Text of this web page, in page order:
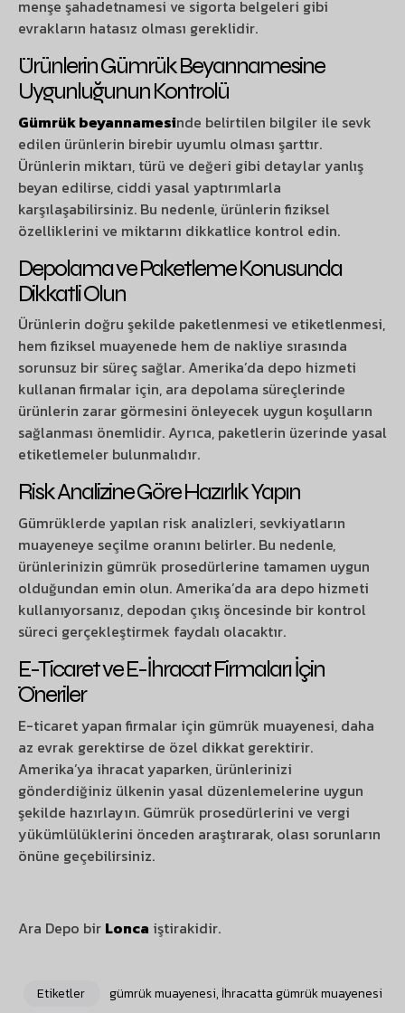
menşe şahadetnamesi ve sigorta belgeleri gibi
evrakların hatasız olması gereklidir.
Ürünlerin Gümrük Beyannamesine
Uygunluğunun Kontrolü
Gümrük beyannamesinde belirtilen bilgiler ile sevk
edilen ürünlerin birebir uyumlu olması şarttır.
Ürünlerin miktarı, türü ve değeri gibi detaylar yanlış
beyan edilirse, ciddi yasal yaptırımlarla
karşılaşabilirsiniz. Bu nedenle, ürünlerin fiziksel
özelliklerini ve miktarını dikkatlice kontrol edin.
Depolama ve Paketleme Konusunda
Dikkatli Olun
Ürünlerin doğru şekilde paketlenmesi ve etiketlenmesi,
hem fiziksel muayenede hem de nakliye sırasında
sorunsuz bir süreç sağlar. Amerika’da depo hizmeti
kullanan firmalar için, ara depolama süreçlerinde
ürünlerin zarar görmesini önleyecek uygun koşulların
sağlanması önemlidir. Ayrıca, paketlerin üzerinde yasal
etiketlemeler bulunmalıdır.
Risk Analizine Göre Hazırlık Yapın
Gümrüklerde yapılan risk analizleri, sevkiyatların
muayeneye seçilme oranını belirler. Bu nedenle,
ürünlerinizin gümrük prosedürlerine tamamen uygun
olduğundan emin olun. Amerika’da ara depo hizmeti
kullanıyorsanız, depodan çıkış öncesinde bir kontrol
süreci gerçekleştirmek faydalı olacaktır.
E-Ticaret ve E-İhracat Firmaları İçin
Öneriler
E-ticaret yapan firmalar için gümrük muayenesi, daha
az evrak gerektirse de özel dikkat gerektirir.
Amerika’ya ihracat yaparken, ürünlerinizi
gönderdiğiniz ülkenin yasal düzenlemelerine uygun
şekilde hazırlayın. Gümrük prosedürlerini ve vergi
yükümlülüklerini önceden araştırarak, olası sorunların
önüne geçebilirsiniz.
Ara Depo bir Lonca iştirakidir.
Etiketler gümrük muayenesi, İhracatta gümrük muayenesi